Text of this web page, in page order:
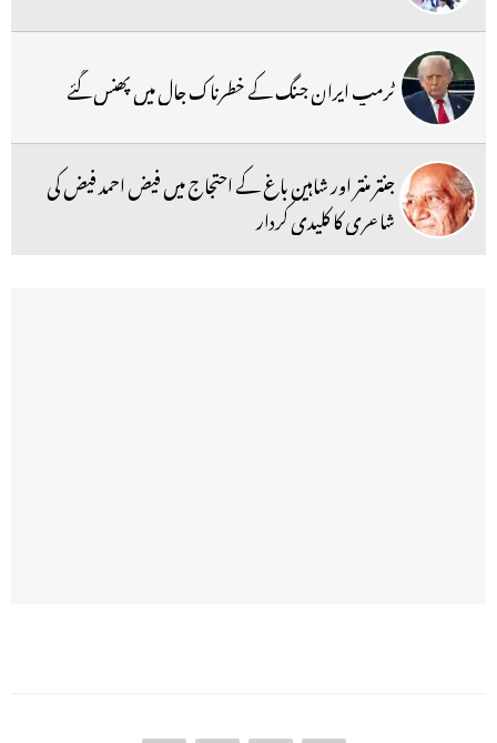
ٹرمپ ایران جنگ کے خطرناک جال میں پھنس گئے
جنتر منتر اور شاہین باغ کے احتجاج میں فیض احمد فیض کی
شاعری کا کلیدی کردار